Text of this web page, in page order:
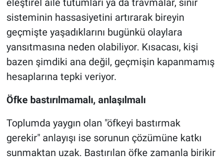
eleştirel aile tutumları ya da travmalar, sinir
sisteminin hassasiyetini artırarak bireyin
geçmişte yaşadıklarını bugünkü olaylara
yansıtmasına neden olabiliyor. Kısacası, kişi
bazen şimdiki ana değil, geçmişin kapanmamış
hesaplarına tepki veriyor.
Öfke bastırılmamalı, anlaşılmalı
Toplumda yaygın olan "öfkeyi bastırmak
gerekir" anlayışı ise sorunun çözümüne katkı
sunmaktan uzak. Bastırılan öfke zamanla birikir